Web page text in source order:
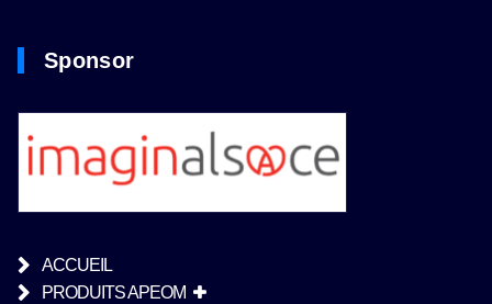
Sponsor
ACCUEIL
PRODUITS APEOM